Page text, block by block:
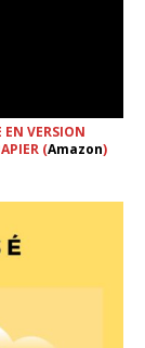
VERSION
(Amazon)